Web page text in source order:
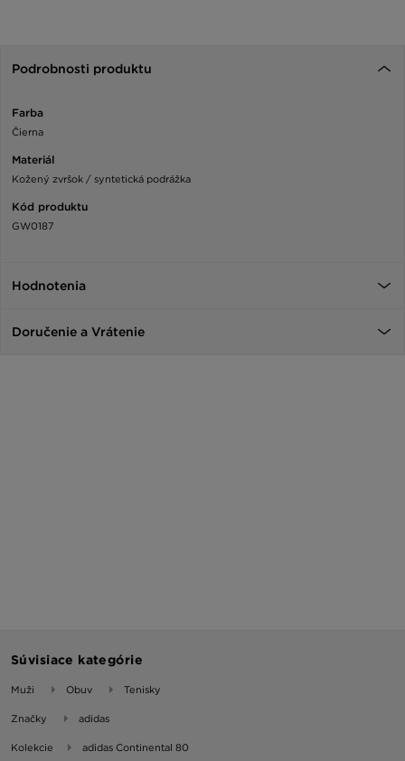
Podrobnosti produktu
Farba
Čierna
Materiál
Kožený zvršok / syntetická podrážka
Kód produktu
GW0187
Hodnotenia
Doručenie a Vrátenie
Súvisiace kategórie
Muži Obuv Tenisky
Značky adidas
Kolekcie adidas Continental 80